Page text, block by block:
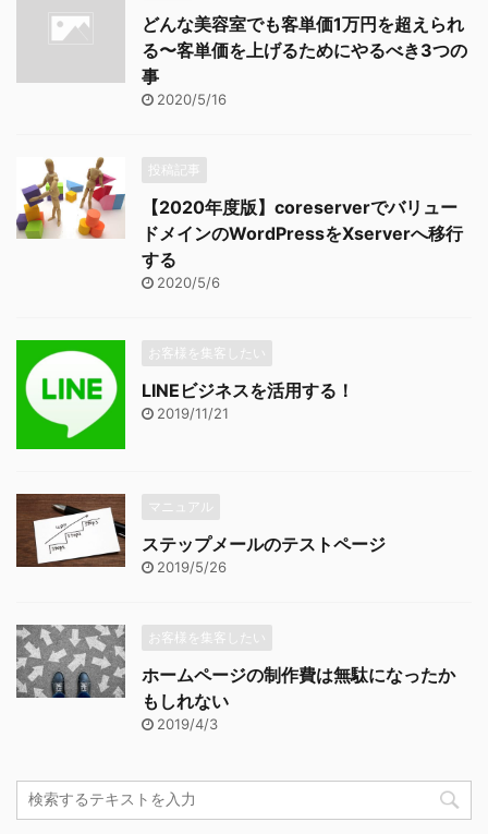
どんな美容室でも客単価1万円を超えられ
る〜客単価を上げるためにやるべき3つの
事
2020/5/16
投稿記事
【2020年度版】coreserverでバリュー
ドメインのWordPressをXserverへ移行
する
2020/5/6
お客様を集客したい
LINEビジネスを活用する！
2019/11/21
マニュアル
ステップメールのテストページ
2019/5/26
お客様を集客したい
ホームページの制作費は無駄になったか
もしれない
2019/4/3